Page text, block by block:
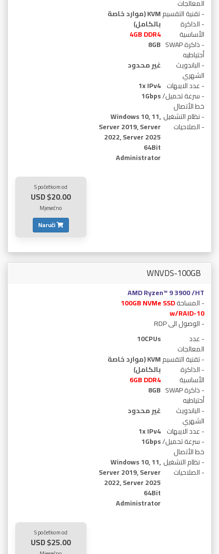
المعالجات
KVM (موارد خاصة
بالكامل)
- تقنية التقسيم
4GB DDR4
- الذاكرة
الأساسية
8GB - ذاكرة SWAP
أحتياطيه
غير محدود
- الباندويث
الشهري
1x IPv4 - عدد الايبهات
1Gbps- سرعة تحميل/
خط الأتصال
Windows 10, 11,
Server 2019, Server
2022, Server 2025
64Bit
- نظام التشغيل
Administrator
- الصلاحيات
S početkom od
$20.00 USD
Mjesečno
Naruči
WNVDS-100GB
AMD Ryzen™ 9 3900 /HT
- المساحة100GB NVMe SSD
w/RAID-10
- الوصول الى RDP
10CPUs
- عدد
المعالجات
KVM (موارد خاصة
بالكامل)
- تقنية التقسيم
6GB DDR4
- الذاكرة
الأساسية
8GB - ذاكرة SWAP
أحتياطيه
غير محدود
- الباندويث
الشهري
1x IPv4 - عدد الايبهات
1Gbps- سرعة تحميل/
خط الأتصال
Windows 10, 11,
Server 2019, Server
2022, Server 2025
64Bit
- نظام التشغيل
Administrator
- الصلاحيات
S početkom od
$25.00 USD